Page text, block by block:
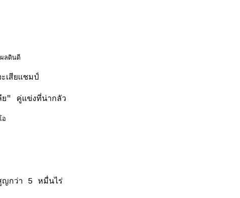
ลดินดี
เสียแชมป์
ย" คู่แข่งที่น่ากลัว
อ
ญกว่า 5 หมื่นไร่